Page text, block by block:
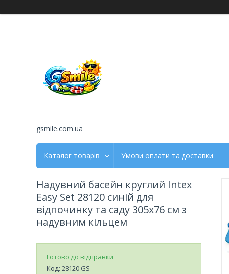
gsmile.com.ua
Каталог товарів Умови оплати та доставки
Надувний басейн круглий Intex
Easy Set 28120 синій для
відпочинку та саду 305х76 см з
надувним кільцем
Готово до відправки
Код: 28120 GS